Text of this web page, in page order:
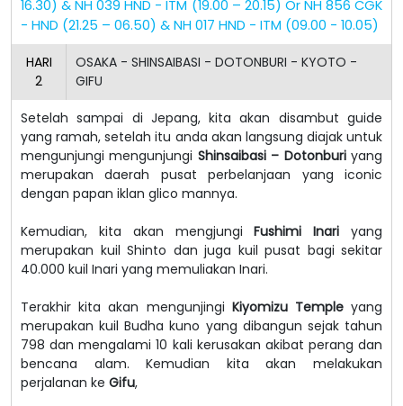
16.30) & NH 039 HND - ITM (19.00 – 20.15) Or NH 856 CGK
- HND (21.25 – 06.50) & NH 017 HND - ITM (09.00 - 10.05)
HARI
2
OSAKA - SHINSAIBASI - DOTONBURI - KYOTO -
GIFU
Setelah sampai di Jepang, kita akan disambut guide
yang ramah, setelah itu anda akan langsung diajak untuk
mengunjungi mengunjungi Shinsaibasi – Dotonburiyang
merupakan daerah pusat perbelanjaan yang iconic
dengan papan iklan glico mannya.
Kemudian, kita akan mengjungiFushimi Inari yang
merupakan kuil Shinto dan juga kuil pusat bagi sekitar
40.000 kuil Inari yang memuliakan Inari.
Terakhir kita akan mengunjingi Kiyomizu Templeyang
merupakan kuil Budha kuno yang dibangun sejak tahun
798 dan mengalami 10 kali kerusakan akibat perang dan
bencana alam. Kemudian kita akan melakukan
perjalanan ke Gifu,